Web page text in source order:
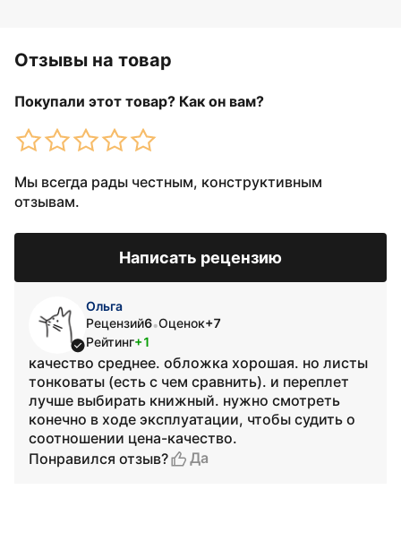
Отзывы на товар
Покупали этот товар? Как он вам?
Мы всегда рады честным, конструктивным
отзывам.
Написать рецензию
Ольга
Рецензий6•Оценок+7
Рейтинг+1
качество среднее. обложка хорошая. но листы
тонковаты (есть с чем сравнить). и переплет
лучше выбирать книжный. нужно смотреть
конечно в ходе эксплуатации, чтобы судить о
соотношении цена-качество.
Понравился отзыв?
Да